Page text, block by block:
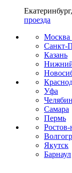
проезда
Москва
Санкт-
Казань
Уфа
Самара
Пермь
Якутск
Барнаул